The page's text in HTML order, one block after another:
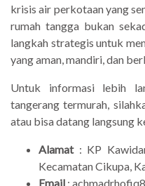
krisis air perkotaan yang
rumah tangga bukan
langkah strategis untuk
yang aman, mandiri, dan
Untuk informasi lebih
tangerang termurah,
atau bisa datang langsung
Alamat: KP
Kecamatan Cikupa,
Email :